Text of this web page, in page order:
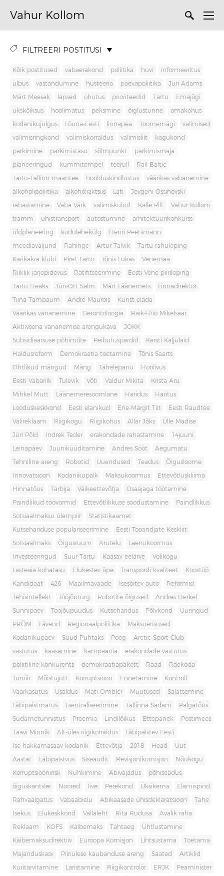
Vahur Kollom
FILTREERI POSTITUSI
Kõik postitused vabaerakond poliitika huvi informeeritus
ülbus vastandumine hüsteeria päevapoliitika Jüri Adams
Märt Meesak lapsed ohutus prioriteedid Tartu Emajõgi
ükskõiksus hoolimatus peksmine õiglustunne omakohus
kodanikujulgus Lõuna-Eesti linnapea Toomemägi valimised
valimisringkond valimiskorraldus valimisliit kogukond
parkimine parkimistasu sõlmpunkt parkimismaja
planeeringud kummitempel teerull Rail Baltic
Tartu-Tallinn maantee hoolduskindlustus väärikas vabanemine
alkoholipoliitika alkoholiaktsiis Läti Jevgeni Ossinovski
rahastamine Vaba Värk valimiskulud Kalle Pilt Vahur Kollom
tramm ühistransport autostumine arhitektuurikonkurss
üldplaneering kodulehekülg Henri Peetsmann
meediaväljund Rahinge Artur Talvik Tartu rahuleping
Karikakra klubi Piret Tarto Tõnis Lukas Venemaa
Riiklik järjepidevus Ratifitseerimine Eesti-Vene piirileping
Tartu Heaks Jüri-Ott Salm Märt Läänemets Linnadirektor
Tiina Tambaum André Maurois Kunst elada
Väärikas vananemine Gerontoloogia Raik-Hiio Mikelsaar
Aktiivsena vananemise arengukava JOKK
Subsidiaarsuse põhimõte Peibutuspardid Kersti Kaljulaid
Haldusreform Demokraatia toetamine Tõnis Saarts
Ohtlikud mängud Mäng Tähelepanu Hoolivus
Eesti Vabariik Tulevik Võti Valdur Mikita Krista Aru
Mihkel Mutt Läänemeresoomlane Haridus Haritus
Looduskeskkond Eesti elanikud Ene-Margit Tiit Eesti Raudtee
Välireklaam Riigikogu Riigikohus Allar Jõks Ülle Madise
Jüri Põld Indrek Teder erakondade rahastamine 14juuni
Leinapäev Juuniküüditamine Andres Sööt Aegumatu
Tehniline areng Robotid Uuendused Teadus Õigusloome
Innovatsioon Kodanikupalk Maksukoormus Ettevõtluskliima
Hinnatõus Tarbija Väikeettevõtja Osaajaga töötamine
Paindlikud töövormid Ettevõtlikkuse soodustamine Paindlikkus
Sotsiaalmaksu ülempiir Statistikaamet
Kutsehariduse populariseerimine Eesti Tööandjate Keskliit
Sotsiaalmaks Õigusruum Arutelu Laenukoormus
Investeeringud Suur-Tartu Kaasav eelarve Volikogu
Lasteaia kohatasu Elukestev õpe Transpordi kvaliteet Koostöö
Kandidaat 426 Maailmavaade Isesõitev auto Reformid
Tehisintellekt Tööjõuturg Robotite õigused Andres Herkel
Sünnipäev Tööjõupuudus Kutseharidus Põlvkond Uuringud
PRÕM Lävend Regionaalpoliitika Maksuerisused
Kodanikupäev Suud Puhtaks Poeg Arctic Sport Club
vastutus kaasamine kampaania erakondade vastutus
poliitiline konkurents demokraatiapakett Raad Raekoda
Turniir Mõistujutt Korruptsioon Ennetamine Kontroll
Väärkasutus Usaldus Mati Ombler Muutused Salatsemine
Läbipaistmatus Tsentraliseerimine Tallinna Sadam Palgatõus
Südametunnistus Preemia Lindilõikus Ettepanek Postimees
Taavi Minnik Alt-üles riigikorraldus Läbipaistev Eesti
Ise hakkamasaav kodanik Ettevõtja 2018 Head Uut
Aastat Läbipaistvus Siseaudit Revisjonikomisjon Nõukogu
Korruptsioonirisk Nuhkimine Abivajadus põhiseadus
õiguskantsler Noored Iive Perekond Üksikema Elamispind
Rahvaalgatus Vabaabielu Abikaasade ühisdeklaratsioon Tahe
Isekus Elukeskkond Vallaleht Rita Rudusa Avalik raha
Reklaam KOFS Käibemaks Tähtaeg Ühtlustamine
Käibemaksudirektiiv Euroopa Komisjon Lihtsustama Toetama
Majanduskasv Piiriülese kaubanduse areng Saated Artiklid
Kuritarvitamine Laristamine Riigikontrolör ERJK Peaminister